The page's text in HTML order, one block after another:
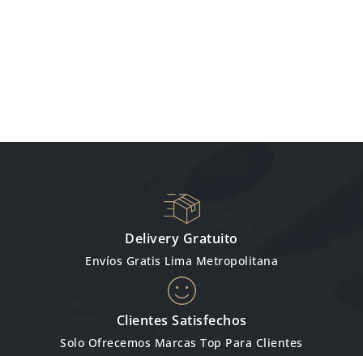
Delivery Gratuito
Envíos Gratis Lima Metropolitana
Clientes Satisfechos
Solo Ofrecemos Marcas Top Para Clientes